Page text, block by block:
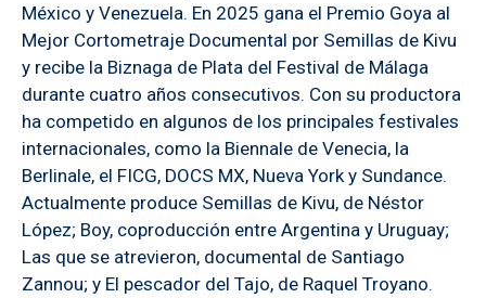
México y Venezuela. En 2025 gana el Premio Goya al
Mejor Cortometraje Documental por Semillas de Kivu
y recibe la Biznaga de Plata del Festival de Málaga
durante cuatro años consecutivos. Con su productora
ha competido en algunos de los principales festivales
internacionales, como la Biennale de Venecia, la
Berlinale, el FICG, DOCS MX, Nueva York y Sundance.
Actualmente produce Semillas de Kivu, de Néstor
López; Boy, coproducción entre Argentina y Uruguay;
Las que se atrevieron, documental de Santiago
Zannou; y El pescador del Tajo, de Raquel Troyano.